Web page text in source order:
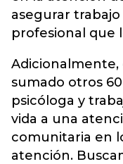
asegurar trabajo
profesional que
Adicionalmente,
sumado otros
psicóloga y
vida a una
comunitaria en
atención.